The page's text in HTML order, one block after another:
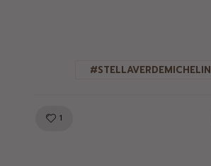
#STELLAVERDEMICHELIN
1